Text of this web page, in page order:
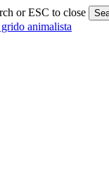
or ESC to close